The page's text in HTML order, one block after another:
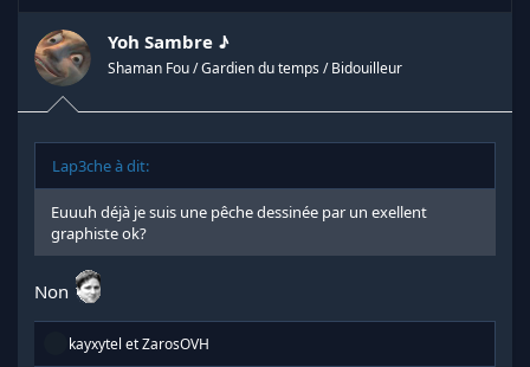
n
s
:
Yoh Sambre ♪
Shaman Fou / Gardien du temps / Bidouilleur
Lap3che à dit:
Euuuh déjà je suis une pêche dessinée par un exellent
graphiste ok?
Non
R
kayxytel etZarosOVH